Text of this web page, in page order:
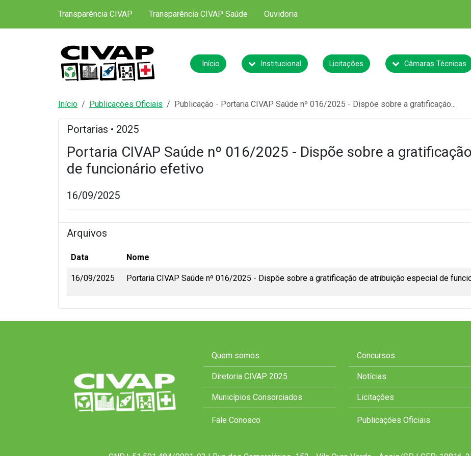
Transparência CIVAP Transparência CIVAP Saúde Ouvidoria
Início Institucional Licitações Câmaras Técnicas
Início Publicações Oficiais Publicação - Portaria CIVAP Saúde nº 016/2025 - Dispõe sobre a gratificação...
Portarias • 2025
Portaria CIVAP Saúde nº 016/2025 - Dispõe sobre a
de funcionário efetivo
16/09/2025
Arquivos
Data Nome
16/09/2025 Portaria CIVAP Saúde nº 016/2025 - Dispõe sobre a gratificação de atribuição especial de
Quem somos
Diretoria CIVAP 2025
Municípios Consorciados
Fale Conosco
Concursos
Notícias
Licitações
Publicações Oficiais